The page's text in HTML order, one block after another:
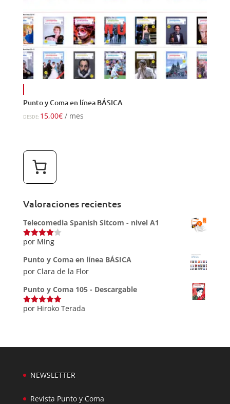
Punto y Coma en línea BÁSICA
DESDE: 15,00€ / mes
Valoraciones recientes
Telecomedia Spanish Sitcom - nivel A1
Valorado
5
por Ming
Punto y Coma en línea BÁSICA
por Clara de la Flor
Punto y Coma 105 - Descargable
Valorado
por Hiroko Terada
NEWSLETTER
Revista Punto y Coma